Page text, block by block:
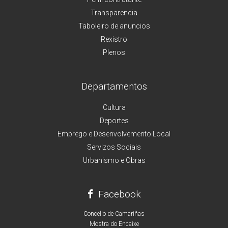
Transparencia
Taboleiro de anuncios
Rexistro
Plenos
Departamentos
Cultura
Deportes
Emprego e Desenvolvemento Local
Servizos Sociais
Urbanismo e Obras
Facebook
Concello de Camariñas
Mostra do Encaixe